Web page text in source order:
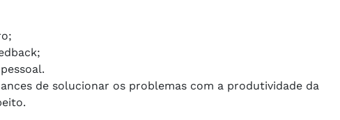
de solucionar os problemas com a produtividade da